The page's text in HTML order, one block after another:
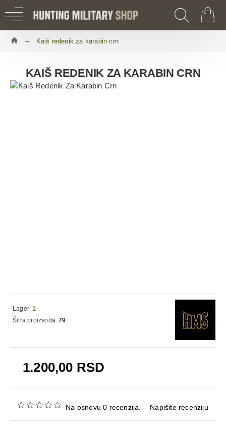
Kaiš redenik za karabin crn
KAIŠ REDENIK ZA KARABIN CRN
Na osnovu 0 recenzija. - Napišite recenziju
1.200,00 RSD
Lager: 1
Šifra proizvoda: 79